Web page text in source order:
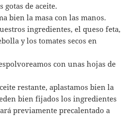
gotas de aceite.
bien la masa con las manos.
ingredientes, el queso feta,
y los tomates secos en
con unas hojas de
restante, aplastamos bien la
bien fijados los ingredientes
previamente precalentado a